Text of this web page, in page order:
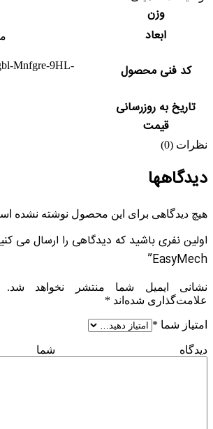
وزن
ابعاد
کد فنی محصول
Mnfgre-9HL-
تاریخ به روزرسانی
قیمت
نظرات (0)
دیدگاهها
هیچ دیدگاهی برای این محصول نوشته نشده
اولین نفری باشید که دیدگاهی را ارسال می
EasyMech”
نشانی ایمیل شما منتشر نخواهد شد.
علامت‌گذاری شده‌اند *
امتیاز شما *
دیدگاه